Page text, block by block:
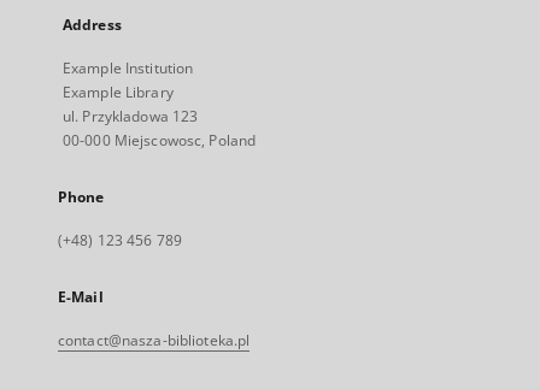
Address
Example Institution
Example Library
ul. Przykladowa 123
00-000 Miejscowosc, Poland
Phone
(+48) 123 456 789
E-Mail
contact@nasza-biblioteka.pl